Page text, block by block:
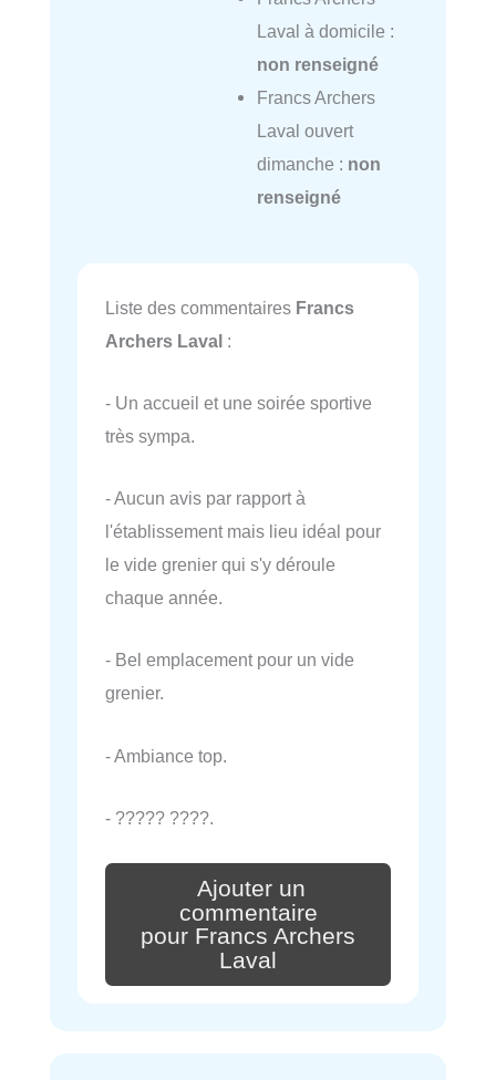
Laval à domicile :
non renseigné
Francs Archers
Laval ouvert
dimanche : non
renseigné
Liste des commentaires Francs
Archers Laval :
- Un accueil et une soirée sportive
très sympa.
- Aucun avis par rapport à
l'établissement mais lieu idéal pour
le vide grenier qui s'y déroule
chaque année.
- Bel emplacement pour un vide
grenier.
- Ambiance top.
- ????? ????.
Ajouter un
commentaire
pour Francs Archers
Laval